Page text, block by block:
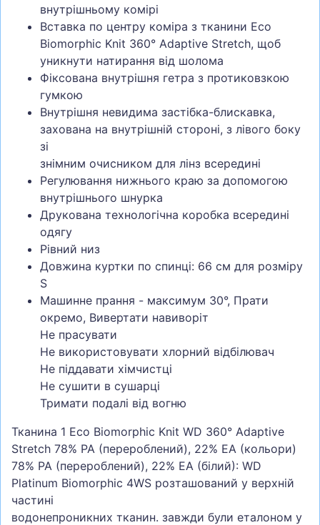
внутрішньому комірі
Вставка по центру коміра з тканини Eco
Biomorphic Knit 360° Adaptive Stretch, щоб
уникнути натирання від шолома
Фіксована внутрішня гетра з протиковзкою
гумкою
Внутрішня невидима застібка-блискавка,
захована на внутрішній стороні, з лівого боку
зі
знімним очисником для лінз всередині
Регулювання нижнього краю за допомогою
внутрішнього шнурка
Друкована технологічна коробка всередині
одягу
Рівний низ
Довжина куртки по спинці: 66 см для розміру
S
Машинне прання - максимум 30°, Прати
окремо, Вивертати навиворіт
Не прасувати
Не використовувати хлорний відбілювач
Не піддавати хімчистці
Не сушити в сушарці
Тримати подалі від вогню
Тканина 1 Eco Biomorphic Knit WD 360° Adaptive
Stretch 78% PA (перероблений), 22% EA (кольори)
78% PA (перероблений), 22% EA (білий): WD
Platinum Biomorphic 4WS розташований у верхній
частині
водонепроникних тканин. завжди були еталоном у